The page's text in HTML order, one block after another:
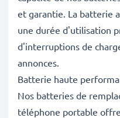
et garantie. La batterie
une durée d'utilisation
d'interruptions de
annonces.
Batterie haute
Nos batteries de
téléphone portable